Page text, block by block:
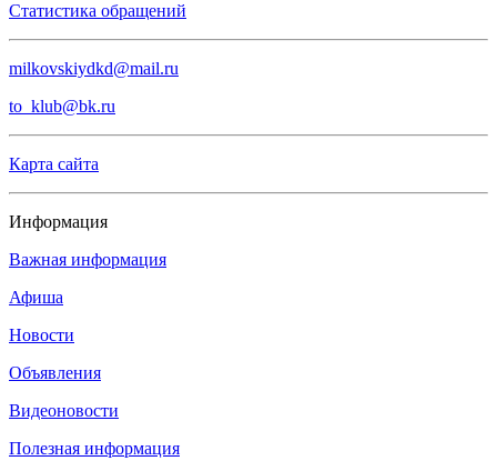
Статистика обращений
milkovskiydkd@mail.ru
to_klub@bk.ru
Карта сайта
Информация
Важная информация
Афиша
Новости
Объявления
Видеоновости
Полезная информация